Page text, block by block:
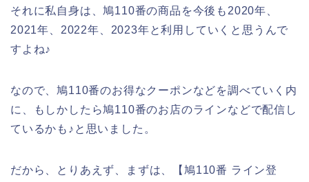
それに私自身は、鳩110番の商品を今後も2020年、
2021年、2022年、2023年と利用していくと思うんで
すよね♪
なので、鳩110番のお得なクーポンなどを調べていく内
に、もしかしたら鳩110番のお店のラインなどで配信し
ているかも♪と思いました。
だから、とりあえず、まずは、【鳩110番 ライン登